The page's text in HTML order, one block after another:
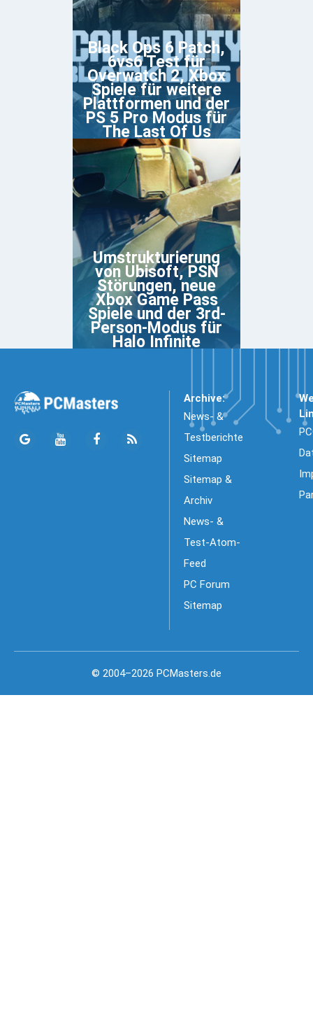
Black Ops 6 Patch,
6vs6 Test für
Overwatch 2, Xbox
Spiele für weitere
Plattformen und der
PS 5 Pro Modus für
The Last Of Us
Umstrukturierung
von Ubisoft, PSN
Störungen, neue
Xbox Game Pass
Spiele und der 3rd-
Person-Modus für
Halo Infinite
Archive:
News- &
Testberichte
Sitemap
Sitemap &
Archiv
News- &
Test-Atom-
Feed
PC Forum
Sitemap
© 2004–2026 PCMasters.de